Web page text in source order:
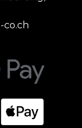
co.ch